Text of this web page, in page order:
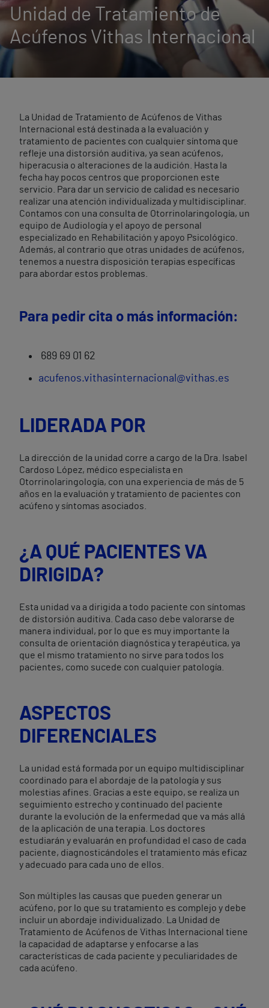
Unidad de Tratamiento de
Acúfenos Vithas Internacional
La Unidad de Tratamiento de Acúfenos de Vithas
Internacional está destinada a la evaluación y
tratamiento de pacientes con cualquier síntoma que
refleje una distorsión auditiva, ya sean acúfenos,
hiperacusia o alteraciones de la audición. Hasta la
fecha hay pocos centros que proporcionen este
servicio. Para dar un servicio de calidad es necesario
realizar una atención individualizada y multidisciplinar.
Contamos con una consulta de Otorrinolaringología, un
equipo de Audiología y el apoyo de personal
especializado en Rehabilitación y apoyo Psicológico.
Además, al contrario que otras unidades de acúfenos,
tenemos a nuestra disposición terapias específicas
para abordar estos problemas.
Para pedir cita o más información:
689 69 01 62
acufenos.vithasinternacional@vithas.es
LIDERADA POR
La dirección de la unidad corre a cargo de la Dra. Isabel
Cardoso López, médico especialista en
Otorrinolaringología, con una experiencia de más de 5
años en la evaluación y tratamiento de pacientes con
acúfeno y síntomas asociados.
¿A QUÉ PACIENTES VA
DIRIGIDA?
Esta unidad va a dirigida a todo paciente con síntomas
de distorsión auditiva. Cada caso debe valorarse de
manera individual, por lo que es muy importante la
consulta de orientación diagnóstica y terapéutica, ya
que el mismo tratamiento no sirve para todos los
pacientes, como sucede con cualquier patología.
ASPECTOS
DIFERENCIALES
La unidad está formada por un equipo multidisciplinar
coordinado para el abordaje de la patología y sus
molestias afines. Gracias a este equipo, se realiza un
seguimiento estrecho y continuado del paciente
durante la evolución de la enfermedad que va más allá
de la aplicación de una terapia. Los doctores
estudiarán y evaluarán en profundidad el caso de cada
paciente, diagnosticándoles el tratamiento más eficaz
y adecuado para cada uno de ellos.
Son múltiples las causas que pueden generar un
acúfeno, por lo que su tratamiento es complejo y debe
incluir un abordaje individualizado. La Unidad de
Tratamiento de Acúfenos de Vithas Internacional tiene
la capacidad de adaptarse y enfocarse a las
características de cada paciente y peculiaridades de
cada acúfeno.